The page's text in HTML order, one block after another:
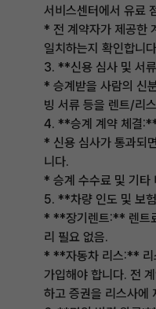
서비스센터에서 유료
* 전 계약자가 제공한
일치하는지 확인합니
3. **신용 심사 및 서
* 승계받을 사람의 신
빙 서류 등을 렌트/리
4. **승계 계약 체결
* 신용 심사가 통과되
니다.
* 승계 수수료 및 기타
5. **차량 인도 및 보
* **장기렌트:** 렌트
리 필요 없음.
* **자동차 리스:** 리
가입해야 합니다. 전
하고 증권을 리스사에